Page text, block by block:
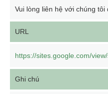
Vui lòng liên hệ với chúng tôi
URL
https://sites.google.com/
Ghi chú